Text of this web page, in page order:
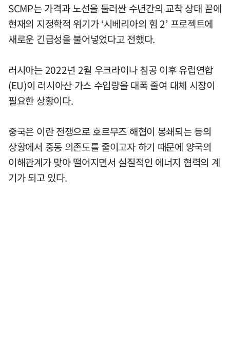
SCMP는 가격과 노선을 둘러싼 수년간의 교착 상태 끝에
현재의 지정학적 위기가 ‘시베리아의 힘 2’ 프로젝트에
새로운 긴급성을 불어넣었다고 전했다.
러시아는 2022년 2월 우크라이나 침공 이후 유럽연합
(EU)이 러시아산 가스 수입량을 대폭 줄여 대체 시장이
필요한 상황이다.
중국은 이란 전쟁으로 호르무즈 해협이 봉쇄되는 등의
상황에서 중동 의존도를 줄이고자 하기 때문에 양국의
이해관계가 맞아 떨어지면서 실질적인 에너지 협력의 계
기가 되고 있다.